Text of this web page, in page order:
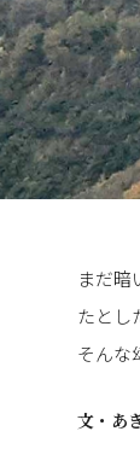
まだ暗
たとし
そんな
文・ あ